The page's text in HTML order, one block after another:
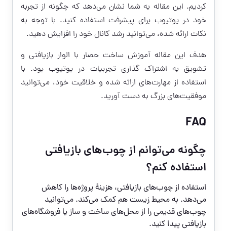
کردیم. این مقاله به شما نشان می‌دهد که چگونه از تجربه
خود در یوتیوب برای پیشرفت استفاده کنید. با توجه به
نکات ارائه شده، می‌توانید رشد کانال خود را افزایش دهید.
هدف این مقاله آموزش ساخت حصار با الوار بازیافتی و
تشویق به اشتراک گذاری تجربیات در یوتیوب بود. با
استفاده از مهارت‌های ارائه شده و خلاقیت خود، می‌توانید
موفقیت‌های بزرگ به دست آورید.
FAQ
چگونه می‌توانم از چوب‌های بازیافتی
استفاده کنم؟
استفاده از چوب‌های بازیافتی، هزینۀ پروژه‌ها را کاهش
می‌دهد. به محیط زیست هم کمک می‌کند. می‌توانید
چوب‌های قدیمی را از محل‌های ساخت و ساز یا فروشگاه‌های
بازیافتی پیدا کنید.